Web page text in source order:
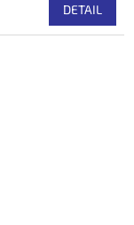
DETAIL